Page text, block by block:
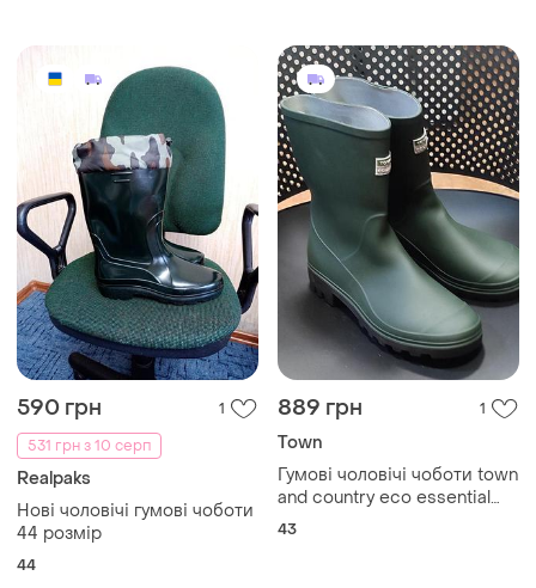
590 грн
1
531 грн з 10 серп
Realpaks
Нові чоловічі гумові чоботи
44 розмір
44
889 грн 1
Town
Гумові чоловічі чоботи town
and country eco essential
wellington, "половина
43